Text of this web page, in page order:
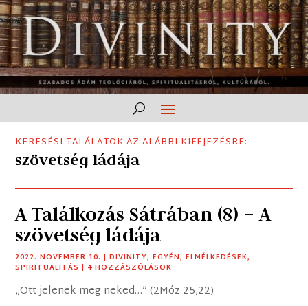
KERESÉSI TALÁLATOK AZ ALÁBBI KIFEJEZÉSRE:
szövetség ládája
A Találkozás Sátrában (8) – A
szövetség ládája
2022. NOVEMBER 10. |DIVINITY,EGYÉN,ELMÉLKEDÉSEK,
SPIRITUALITÁS | 4 HOZZÁSZÓLÁSOK
„Ott jelenek meg neked…” (2Móz 25,22)